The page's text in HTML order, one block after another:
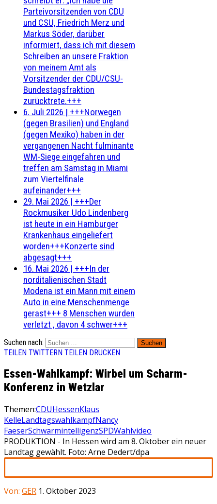
Parteivorsitzenden von CDU
und CSU, Friedrich Merz und
Markus Söder, darüber
informiert, dass ich mit diesem
Schreiben an unsere Fraktion
von meinem Amt als
Vorsitzender der CDU/CSU-
Bundestagsfraktion
zurücktrete.+++
6. Juli 2026 | +++Norwegen
(gegen Brasilien) und England
(gegen Mexiko) haben in der
vergangenen Nacht fulminante
WM-Siege eingefahren und
treffen am Samstag in Miami
zum Viertelfinale
aufeinander+++
29. Mai 2026 | +++Der
Rockmusiker Udo Lindenberg
ist heute in ein Hamburger
Krankenhaus eingeliefert
worden+++Konzerte sind
abgesagt+++
16. Mai 2026 | +++In der
norditalienischen Stadt
Modena ist ein Mann mit einem
Auto in eine Menschenmenge
gerast+++ 8 Menschen wurden
verletzt , davon 4 schwer+++
Suchen nach:
TEILEN TWITTERN TEILEN DRUCKEN
Essen-Wahlkampf: Wirbel um Scharm-
Konferenz in Wetzlar
Themen:CDUHessenKlaus
KelleLandtagswahlkampfNancy
FaeserSchwarmintelligenzSPDWahlvideo
PRODUKTION - In Hessen wird am 8. Oktober ein neuer
Landtag gewählt. Foto: Arne Dedert/dpa
Von: GER 1. Oktober 2023